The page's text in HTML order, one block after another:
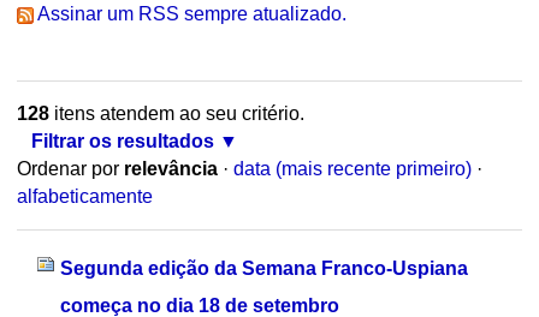
Assinar um RSS sempre atualizado.
128itens atendem ao seu critério.
Filtrar os resultados
Ordenar por relevância · data (mais recente primeiro) ·
alfabeticamente
Segunda edição da Semana Franco-Uspiana
começa no dia 18 de setembro